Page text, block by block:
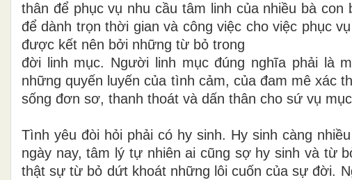
thân để phục vụ nhu cầu tâm linh của nhiều bà
để dành trọn thời gian và công việc cho việc phục
được kết nên bởi những từ bỏ trong
đời linh mục. Người linh mục đúng nghĩa phải là
những quyến luyến của tình cảm, của đam mê xác
sống đơn sơ, thanh thoát và dấn thân cho sứ vụ
Tình yêu đòi hỏi phải có hy sinh. Hy sinh càng
ngày nay, tâm lý tự nhiên ai cũng sợ hy sinh và từ
thật sự từ bỏ dứt khoát những lôi cuốn của sự đời.